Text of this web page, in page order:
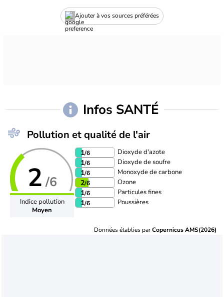
Ajouter à vos sources préférées
Infos SANTÉ
Pollution et qualité de l'air
2 /6
Indice pollution
Moyen
1/6 Dioxyde d'azote
1/6 Dioxyde de soufre
1/6 Monoxyde de carbone
2/6 Ozone
1/6 Particules fines
1/6 Poussières
Données établies parCopernicus AMS(2026)